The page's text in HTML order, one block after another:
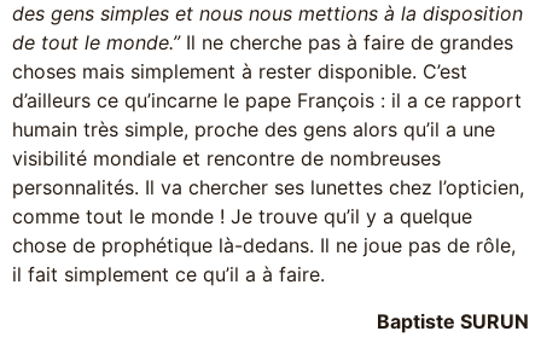
des gens simples et nous nous mettions à la disposition
de tout le monde.”Il ne cherche pas à faire de grandes
choses mais simplement à rester disponible. C’est
d’ailleurs ce qu’incarne le pape François : il a ce rapport
humain très simple, proche des gens alors qu’il a une
visibilité mondiale et rencontre de nombreuses
personnalités. Il va chercher ses lunettes chez l’opticien,
comme tout le monde ! Je trouve qu’il y a quelque
chose de prophétique là-dedans. Il ne joue pas de rôle,
il fait simplement ce qu’il a à faire.
Baptiste SURUN